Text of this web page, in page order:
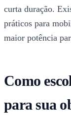
curta duração.
práticos para
maior potência
Como
para sua